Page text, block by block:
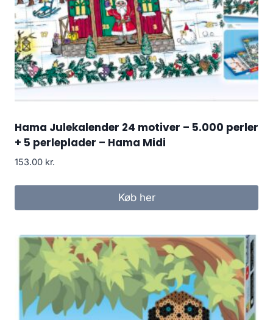
Hama Julekalender 24 motiver – 5.000 perler
+ 5 perleplader – Hama Midi
153.00 kr.
Køb her